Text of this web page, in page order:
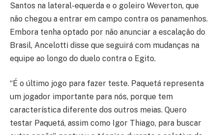
Santos na lateral-equerda e o goleiro Weverton, que
não chegou a entrar em campo contra os panamenhos.
Embora tenha optado por não anunciar a escalação do
Brasil, Ancelotti disse que seguirá com mudanças na
equipe ao longo do duelo contra o Egito.
“É o último jogo para fazer teste. Paquetá representa
um jogador importante para nós, porque tem
característica diferente dos outros meias. Quero
testar Paquetá, assim como Igor Thiago, para buscar